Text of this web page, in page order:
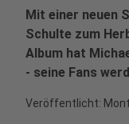
Mit einer neuen
Schulte zum
Album hat
- seine Fans
Veröffentlicht: